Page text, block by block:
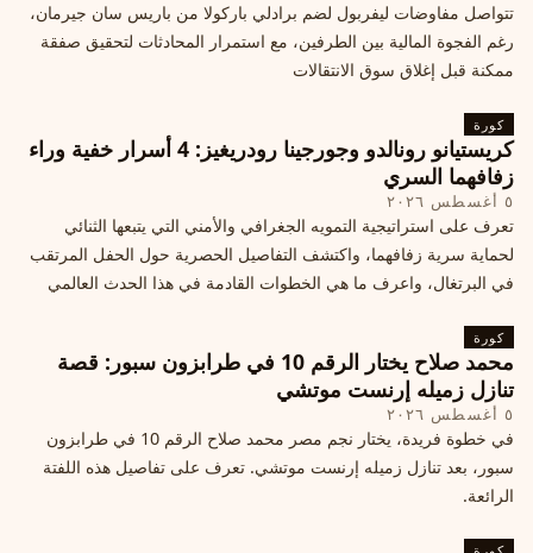
تتواصل مفاوضات ليفربول لضم برادلي باركولا من باريس سان جيرمان،
رغم الفجوة المالية بين الطرفين، مع استمرار المحادثات لتحقيق صفقة
ممكنة قبل إغلاق سوق الانتقالات
كورة
كريستيانو رونالدو وجورجينا رودريغيز: 4 أسرار خفية وراء
زفافهما السري
٥ أغسطس ٢٠٢٦
تعرف على استراتيجية التمويه الجغرافي والأمني التي يتبعها الثنائي
لحماية سرية زفافهما، واكتشف التفاصيل الحصرية حول الحفل المرتقب
في البرتغال، واعرف ما هي الخطوات القادمة في هذا الحدث العالمي
كورة
محمد صلاح يختار الرقم 10 في طرابزون سبور: قصة
تنازل زميله إرنست موتشي
٥ أغسطس ٢٠٢٦
في خطوة فريدة، يختار نجم مصر محمد صلاح الرقم 10 في طرابزون
سبور، بعد تنازل زميله إرنست موتشي. تعرف على تفاصيل هذه اللفتة
الرائعة.